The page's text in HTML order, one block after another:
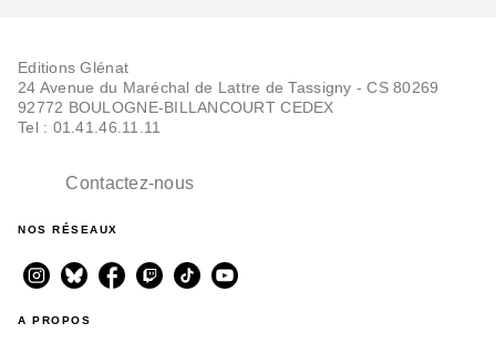
Editions Glénat
24 Avenue du Maréchal de Lattre de Tassigny - CS 80269
92772 BOULOGNE-BILLANCOURT CEDEX
Tel : 01.41.46.11.11
Contactez-nous
NOS RÉSEAUX
A PROPOS